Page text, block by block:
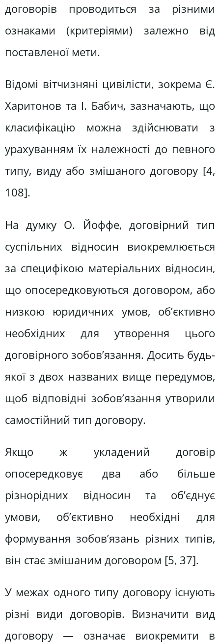
договорів проводиться за різними
ознаками (критеріями) залежно від
поставленої мети.
Відомі вітчизняні цивілісти, зокрема Є.
Харитонов та І. Бабич, зазначають, що
класифікацію можна здійснювати з
урахуванням їх належності до певного
типу, виду або змішаного договору [4,
108].
На думку О. Йоффе, договірний тип
суспільних відносин виокремлюється
за специфікою матеріальних відносин,
що опосередковуються договором, або
низкою юридичних умов, об’єктивно
необхідних для утворення цього
договірного зобов’язання. Досить будь-
якої з двох названих вище передумов,
щоб відповідні зобов’язання утворили
самостійний тип договору.
Якщо ж укладений договір
опосередковує два або більше
різнорідних відносин та об’єднує
умови, об’єктивно необхідні для
формування зобов’язань різних типів,
він стає змішаним договором [5, 37].
У межах одного типу договору існують
різні види договорів. Визначити вид
договору — означає виокремити в